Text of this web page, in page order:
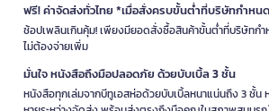
ฟรี! ค่าจัดส่งทั่วไทย *เมื่อสั่งครบขั้นต่ำที่บริษัทกำหนด
ช้อปเพลินเกินคุ้ม! เพียงมียอดสั่งซื้อสินค้าขั้นต่ำที่บริษัทก
ไม่ต้องจ่ายเพิ่ม
มั่นใจ หนังสือถึงมือปลอดภัย ด้วยบับเบิ้ล 3 ชั้น
หนังสือทุกเล่มจากบีทูเอสห่อด้วยบับเบิ้ลหนาแน่นถึง 3 ชั้น